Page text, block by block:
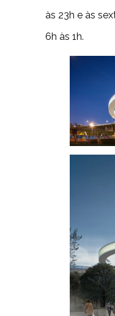
às 23h e às
6h às 1h.